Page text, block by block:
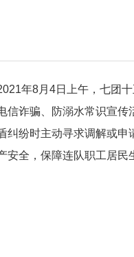
年8月4日上午，七团
信诈骗、防溺水常识宣
纠纷时主动寻求调解或申
安全，保障连队职工居民